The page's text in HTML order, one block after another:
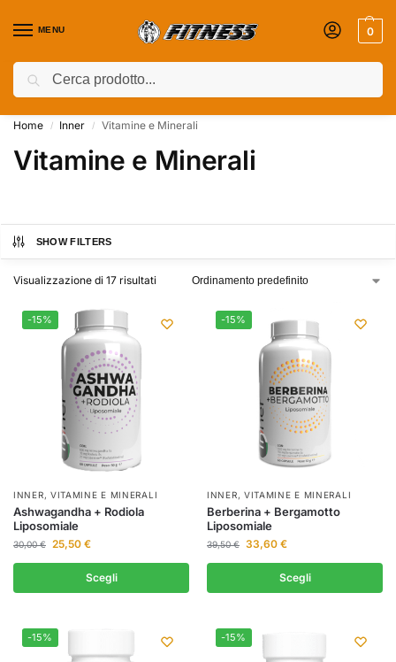
MENU 0
Coupon attivi ⚡ Aggiungili nel Carrello!
Home / Inner / Vitamine e Minerali
Vitamine e Minerali
SHOW FILTERS
Visualizzazione di 17 risultati
-15%
INNER, VITAMINE E MINERALI
Ashwagandha + Rodiola
Liposomiale
30,00€ 25,50 €
Scegli
-15%
INNER, VITAMINE E MINERALI
Berberina + Bergamotto
Liposomiale
39,50€ 33,60 €
Scegli
-15% -15%